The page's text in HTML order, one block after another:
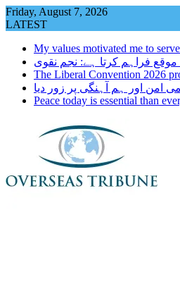
Skip
to
Friday, August 7, 2026
LATEST
My values motivated me to
The Liberal Convention 2026
امن اور ہم آہنگی پر زور دیا
Peace today is essential than